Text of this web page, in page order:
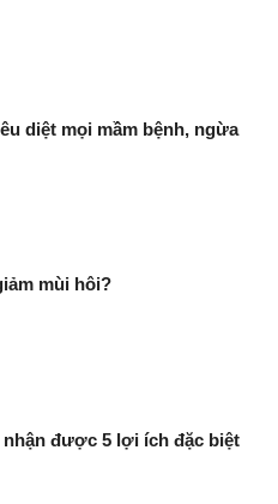
diệt mọi mầm bệnh, ngừa
mùi hôi?
được 5 lợi ích đặc biệt